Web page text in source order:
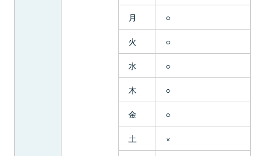
月
○
火
○
水
○
木
○
金
○
土
×